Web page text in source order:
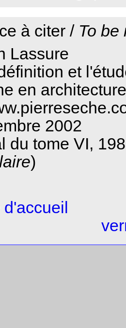
à citer / To be
Lassure
et
en
2002
du tome VI,
)
d'accueil